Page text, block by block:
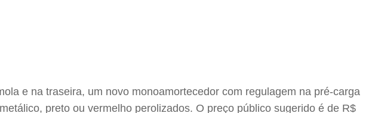
e na traseira, um novo monoamortecedor com regulagem na pré-carga
preto ou vermelho perolizados. O preço público sugerido é de R$